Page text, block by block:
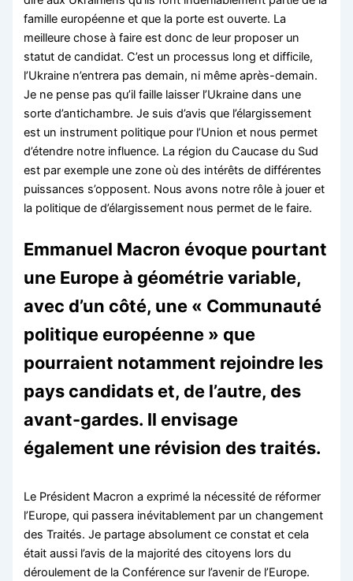
famille européenne et que la porte est ouverte. La
meilleure chose à faire est donc de leur proposer un
statut de candidat. C’est un processus long et difficile,
l’Ukraine n’entrera pas demain, ni même après-demain.
Je ne pense pas qu’il faille laisser l’Ukraine dans une
sorte d’antichambre. Je suis d’avis que l’élargissement
est un instrument politique pour l’Union et nous permet
d’étendre notre influence. La région du Caucase du Sud
est par exemple une zone où des intérêts de différentes
puissances s’opposent. Nous avons notre rôle à jouer et
la politique de d’élargissement nous permet de le faire.
Emmanuel Macron évoque pourtant
une Europe à géométrie variable,
avec d’un côté, une « Communauté
politique européenne » que
pourraient notamment rejoindre les
pays candidats et, de l’autre, des
avant-gardes. Il envisage
également une révision des traités.
Le Président Macron a exprimé la nécessité de réformer
l’Europe, qui passera inévitablement par un changement
des Traités. Je partage absolument ce constat et cela
était aussi l’avis de la majorité des citoyens lors du
déroulement de la Conférence sur l’avenir de l’Europe.